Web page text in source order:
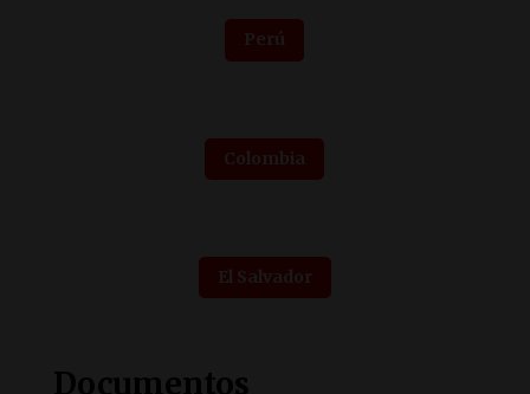
Perú
Colombia
El Salvador
Documentos